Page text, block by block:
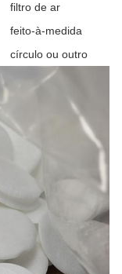
filtro de ar
feito-à-medida
círculo ou outro